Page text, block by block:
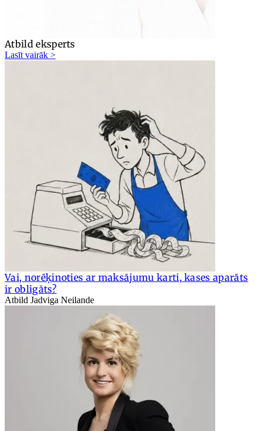
Atbild eksperts
Lasīt vairāk >
Vai, norēķinoties ar maksājumu karti, kases aparāts
ir obligāts?
Atbild Jadviga Neilande